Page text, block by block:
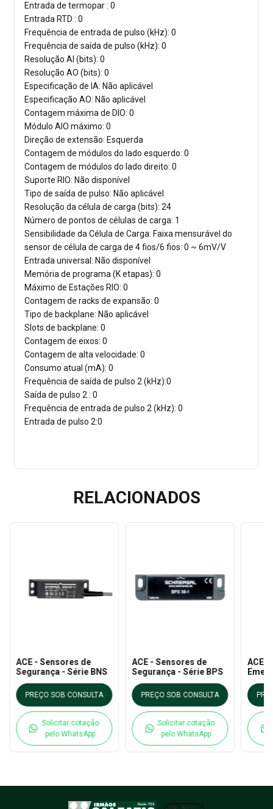
Entrada de termopar : 0
Entrada RTD : 0
Frequência de entrada de pulso (kHz): 0
Frequência de saída de pulso (kHz): 0
Resolução AI (bits): 0
Resolução AO (bits): 0
Especificação de IA: Não aplicável
Especificação AO: Não aplicável
Contagem máxima de DIO: 0
Módulo AIO máximo: 0
Direção de extensão: Esquerda
Contagem de módulos do lado esquerdo: 0
Contagem de módulos do lado direito: 0
Suporte RIO: Não disponível
Tipo de saída de pulso: Não aplicável
Resolução da célula de carga (bits): 24
Número de pontos de células de carga: 1
Sensibilidade da Célula de Carga: Faixa mensurável do
sensor de célula de carga de 4 fios/6 fios: 0 ~ 6mV/V
Entrada universal: Não disponível
Memória de programa (K etapas): 0
Máximo de Estações RIO: 0
Contagem de racks de expansão: 0
Tipo de backplane: Não aplicável
Slots de backplane: 0
Contagem de eixos: 0
Contagem de alta velocidade: 0
Consumo atual (mA): 0
Frequência de saída de pulso 2 (kHz):0
Saída de pulso 2 : 0
Frequência de entrada de pulso 2 (kHz): 0
Entrada de pulso 2:0
RELACIONADOS
ACE - Sensores de
Segurança - Série BNS
PREÇO SOB CONSULTA
Solicitar cotação
pelo WhatsApp
ACE - Sensores de
Segurança - Série BPS
PREÇO SOB CONSULTA
Solicitar cotação
pelo WhatsApp
ACE
- ZQ